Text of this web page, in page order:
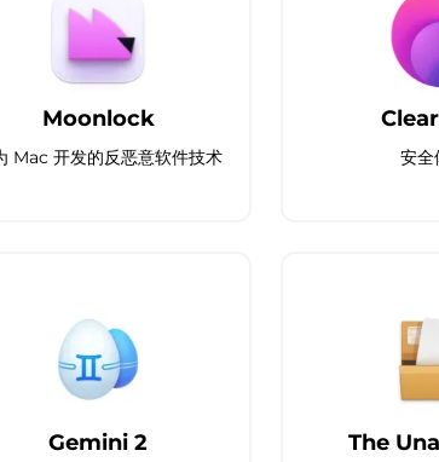
Moonlock
Mac 开发的反恶意软件技术 安全
Gemini 2 The